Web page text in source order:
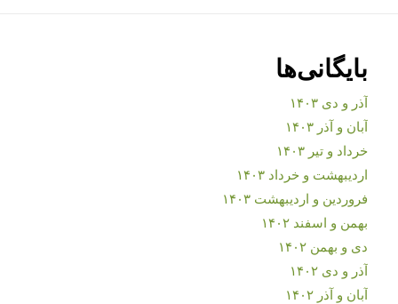
بایگانی‌ها
آذر و دی ۱۴۰۳
آبان و آذر ۱۴۰۳
خرداد و تیر ۱۴۰۳
اردیبهشت و خرداد ۱۴۰۳
فروردین و اردیبهشت ۱۴۰۳
بهمن و اسفند ۱۴۰۲
دی و بهمن ۱۴۰۲
آذر و دی ۱۴۰۲
آبان و آذر ۱۴۰۲